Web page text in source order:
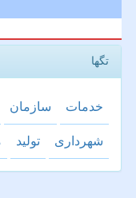
تگها
خدمات سازمان
شهرداری تولید